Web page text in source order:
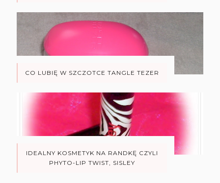
CO LUBIĘ W SZCZOTCE TANGLE TEZER
IDEALNY KOSMETYK NA RANDKĘ CZYLI
PHYTO-LIP TWIST, SISLEY